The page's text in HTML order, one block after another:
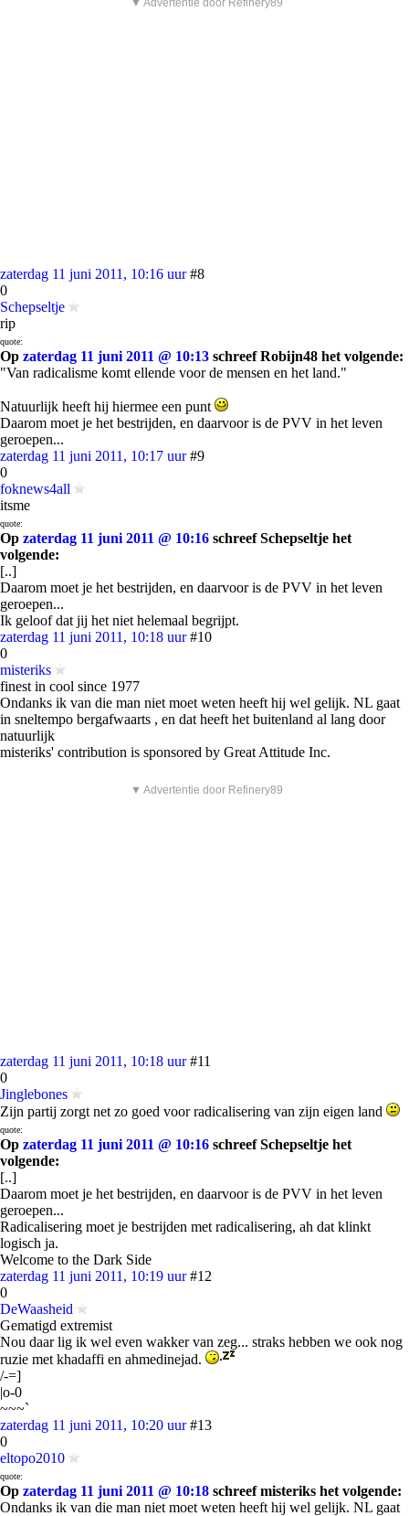
▼ Advertentie door Refinery89
zaterdag 11 juni 2011, 10:16 uur #8
0
Schepseltje
rip
quote:
Op zaterdag 11 juni 2011 @ 10:13 schreef Robijn48 het volgende:
"Van radicalisme komt ellende voor de mensen en het land."
Natuurlijk heeft hij hiermee een punt
Daarom moet je het bestrijden, en daarvoor is de PVV in het leven
geroepen...
zaterdag 11 juni 2011, 10:17 uur #9
0
foknews4all
itsme
quote:
Op zaterdag 11 juni 2011 @ 10:16 schreef Schepseltje het
volgende:
[..]
Daarom moet je het bestrijden, en daarvoor is de PVV in het leven
geroepen...
Ik geloof dat jij het niet helemaal begrijpt.
zaterdag 11 juni 2011, 10:18 uur #10
0
misteriks
finest in cool since 1977
Ondanks ik van die man niet moet weten heeft hij wel gelijk. NL gaat
in sneltempo bergafwaarts , en dat heeft het buitenland al lang door
natuurlijk
misteriks' contribution is sponsored by Great Attitude Inc.
▼ Advertentie door Refinery89
zaterdag 11 juni 2011, 10:18 uur #11
0
Jinglebones
Zijn partij zorgt net zo goed voor radicalisering van zijn eigen land
quote:
Op zaterdag 11 juni 2011 @ 10:16 schreef Schepseltje het
volgende:
[..]
Daarom moet je het bestrijden, en daarvoor is de PVV in het leven
geroepen...
Radicalisering moet je bestrijden met radicalisering, ah dat klinkt
logisch ja.
Welcome to the Dark Side
zaterdag 11 juni 2011, 10:19 uur #12
0
DeWaasheid
Gematigd extremist
Nou daar lig ik wel even wakker van zeg... straks hebben we ook nog
ruzie met khadaffi en ahmedinejad.
/-=]
|o-0
~~~`
zaterdag 11 juni 2011, 10:20 uur #13
0
eltopo2010
quote:
Op zaterdag 11 juni 2011 @ 10:18 schreef misteriks het volgende:
Ondanks ik van die man niet moet weten heeft hij wel gelijk. NL gaat